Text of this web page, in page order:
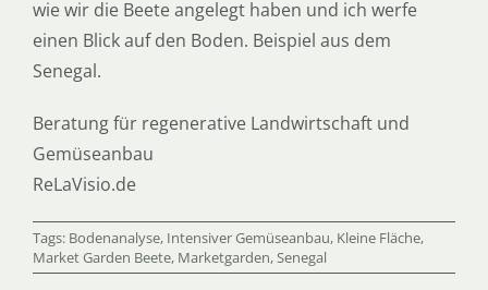
wie wir die Beete angelegt haben und ich werfe
einen Blick auf den Boden. Beispiel aus dem
Senegal.
Beratung für regenerative Landwirtschaft und
Gemüseanbau
ReLaVisio.de
Tags: Bodenanalyse, Intensiver Gemüseanbau, Kleine Fläche,
Market Garden Beete, Marketgarden,Senegal